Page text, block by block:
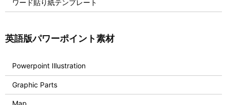
ワード貼り紙テンプレート
英語版パワーポイント素材
Powerpoint Illustration
Graphic Parts